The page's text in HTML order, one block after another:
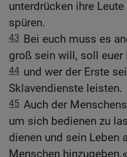
unterdrücken ihre
spüren.
43 Bei euch muss es
groß sein will, soll euer
44 und wer der Erste
Sklavendienste leisten.
45 Auch der
um sich bedienen zu
dienen und sein Leben
Menschen hinzugeben.«